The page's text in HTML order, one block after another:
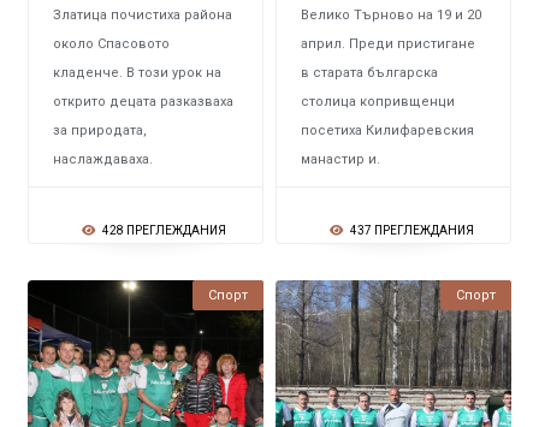
Велико Търново на 19 и 20
април. Преди пристигане
в старата българска
столица копривщенци
посетиха Килифаревския
манастир и.
437 ПРЕГЛЕЖДАНИЯ
Златица почистиха района
около Спасовото
кладенче. В този урок на
открито децата разказваха
за природата,
наслаждаваха.
428 ПРЕГЛЕЖДАНИЯ
Спорт Спорт